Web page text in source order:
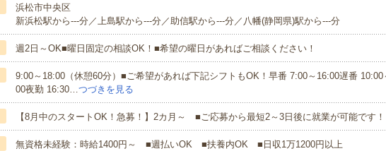
浜松市中央区
新浜松駅から---分／上島駅から---分／助信駅から---分／八幡(静岡県)駅から---分
週2日～OK■曜日固定の相談OK！■希望の曜日があればご相談ください！
9:00～18:00（休憩60分）■ご希望があれば下記シフトもOK！早番 7:00～16:00遅番 10:00
00夜勤 16:30…つづきを見る
【8月中のスタートOK！急募！】2カ月～ ■ご応募から最短2～3日後に就業が可能です！
無資格未経験：時給1400円～ ■週払いOK ■扶養内OK ■日収1万1200円以上